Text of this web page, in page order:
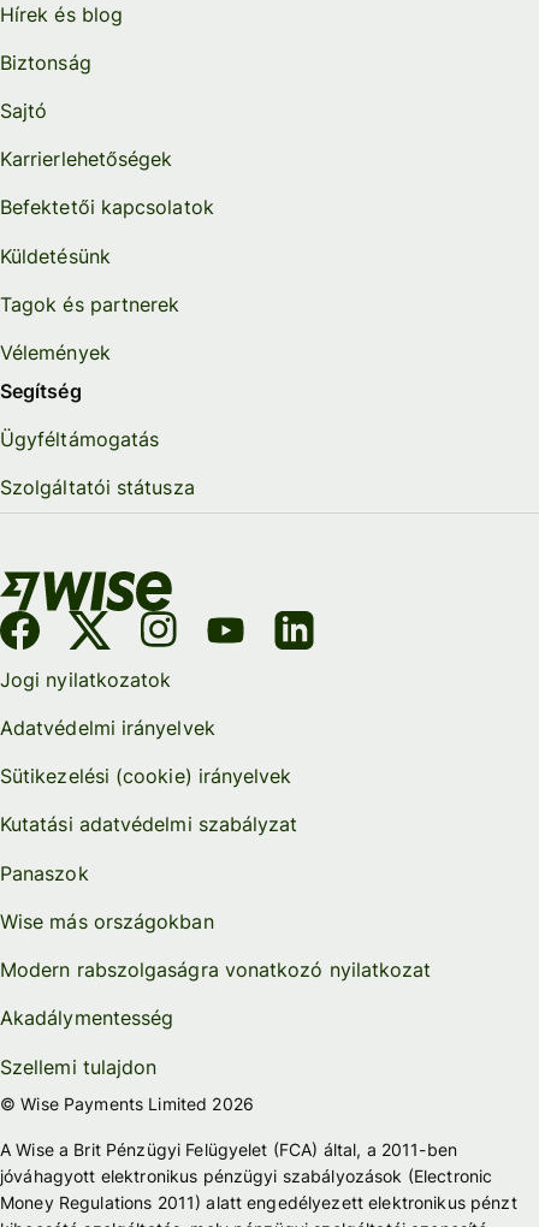
Hírek és blog
Biztonság
Sajtó
Karrierlehetőségek
Befektetői kapcsolatok
Küldetésünk
Tagok és partnerek
Vélemények
Segítség
Ügyféltámogatás
Szolgáltatói státusza
Jogi nyilatkozatok
Adatvédelmi irányelvek
Sütikezelési (cookie) irányelvek
Kutatási adatvédelmi szabályzat
Panaszok
Wise más országokban
Modern rabszolgaságra vonatkozó nyilatkozat
Akadálymentesség
Szellemi tulajdon
© Wise Payments Limited 2026
A Wise a Brit Pénzügyi Felügyelet (FCA) által, a 2011-ben
jóváhagyott elektronikus pénzügyi szabályozások (Electronic
Money Regulations 2011) alatt engedélyezett elektronikus pénzt